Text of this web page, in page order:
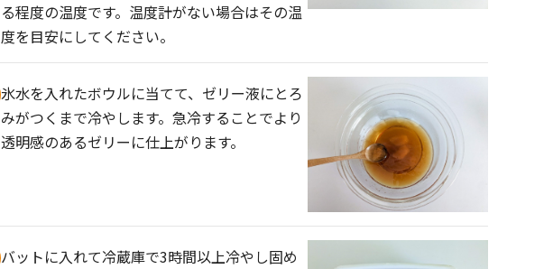
る程度の温度です。温度計がない場合はその温
度を目安にしてください。
氷水を入れたボウルに当てて、ゼリー液にとろ
みがつくまで冷やします。急冷することでより
透明感のあるゼリーに仕上がります。
バットに入れて冷蔵庫で3時間以上冷やし固め